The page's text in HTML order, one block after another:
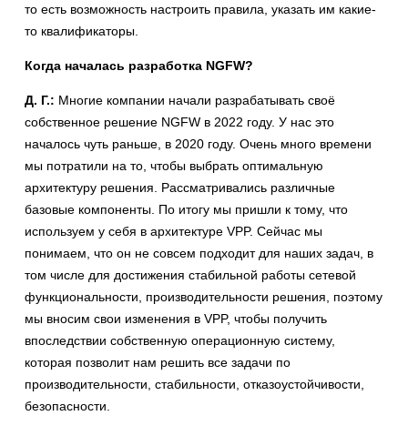
то есть возможность настроить правила, указать им какие-
то квалификаторы.
Когда началась разработка NGFW?
Д. Г.: Многие компании начали разрабатывать своё
собственное решение NGFW в 2022 году. У нас это
началось чуть раньше, в 2020 году. Очень много времени
мы потратили на то, чтобы выбрать оптимальную
архитектуру решения. Рассматривались различные
базовые компоненты. По итогу мы пришли к тому, что
используем у себя в архитектуре VPP. Сейчас мы
понимаем, что он не совсем подходит для наших задач, в
том числе для достижения стабильной работы сетевой
функциональности, производительности решения, поэтому
мы вносим свои изменения в VPP, чтобы получить
впоследствии собственную операционную систему,
которая позволит нам решить все задачи по
производительности, стабильности, отказоустойчивости,
безопасности.